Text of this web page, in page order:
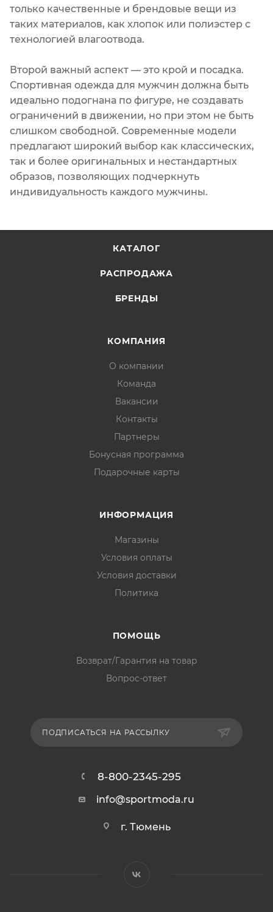
только качественные и брендовые вещи из
таких материалов, как хлопок или полиэстер с
технологией влагоотвода.
Второй важный аспект — это крой и посадка.
Спортивная одежда для мужчин должна быть
идеально подогнана по фигуре, не создавать
ограничений в движении, но при этом не быть
слишком свободной. Современные модели
предлагают широкий выбор как классических,
так и более оригинальных и нестандартных
образов, позволяющих подчеркнуть
индивидуальность каждого мужчины.
КАТАЛОГ
РАСПРОДАЖА
БРЕНДЫ
КОМПАНИЯ
О компании
Команда
Вакансии
Контакты
Партнеры
Бонусная программа
Подарочные карты
ИНФОРМАЦИЯ
Магазины
Условия оплаты
Условия доставки
Политика
ПОМОЩЬ
Возврат/Гарантия на товар
Вопрос-ответ
ПОДПИСАТЬСЯ НА РАССЫЛКУ
8-800-2345-295
info@sportmoda.ru
г. Тюмень